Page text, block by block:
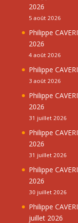
2026
5 août 2026
Philippe
2026
4 août 2026
Philippe
3 août 2026
Philippe
2026
31 juillet 2026
Philippe
2026
31 juillet 2026
Philippe
2026
30 juillet 2026
Philippe
juillet 2026